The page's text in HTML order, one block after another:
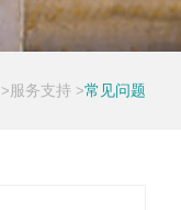
> 服务支持 >常见问题